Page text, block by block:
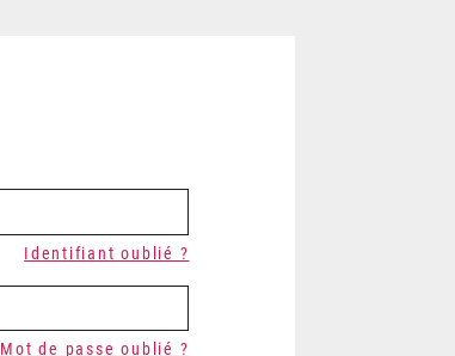
Identifiant oublié ?
Mot de passe oublié ?